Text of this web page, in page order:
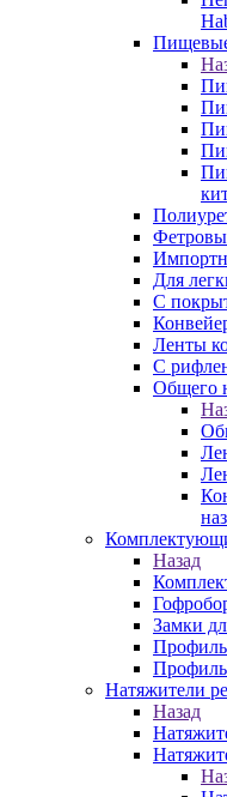
Для
С
Ленты
С
Общего
Назад
Замки
Натяжители
Назад